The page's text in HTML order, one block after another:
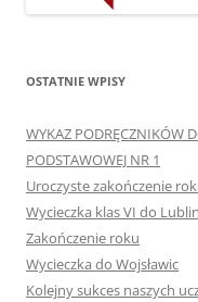
OSTATNIE WPISY
WYKAZ PODRĘCZNIKÓW
PODSTAWOWEJ NR 1
Uroczyste zakończenie
Wycieczka klas VI do
Zakończenie roku
Wycieczka do Wojsławic
Kolejny sukces naszych